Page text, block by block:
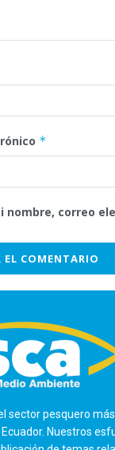
*
nombre, correo
sector pesquero
Nuestros